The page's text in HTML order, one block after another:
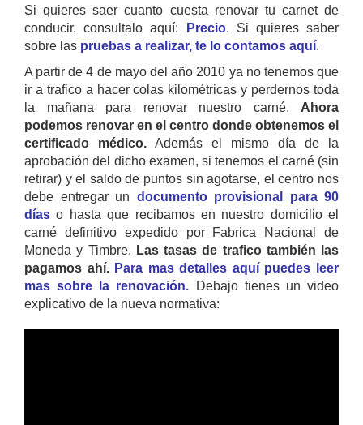
Si quieres saer cuanto cuesta renovar tu carnet de
conducir, consultalo aquí:
Precio. Si quieres saber
sobre las pruebas a realizar, te lo contamos aquí.
A partir de 4 de mayo del año 2010 ya no tenemos que
ir a trafico a hacer colas kilométricas y perdernos toda
la mañana para renovar nuestro carné. Ahora
podemos renovar en el centro donde obtenemos el
certificado médico. Además el mismo día de la
aprobación del dicho examen, si tenemos el carné (sin
retirar) y el saldo de puntos sin agotarse, el centro nos
debe entregar un documento provisional para 90
días o hasta que recibamos en nuestro domicilio el
carné definitivo expedido por Fabrica Nacional de
Moneda y Timbre. Las tasas de trafico también las
pagamos ahí. Para mas detalles aquí puedes leer
mas sobre la renovación. Debajo tienes un video
explicativo de la nueva normativa: